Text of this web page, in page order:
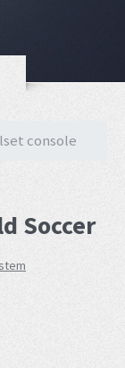
console
Soccer